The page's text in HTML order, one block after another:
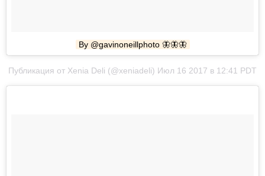
By @gavinoneillphoto 🦋🦋🦋
Публикация от Xenia Deli (@xeniadeli) Июл 16 2017 в 12:41 PDT